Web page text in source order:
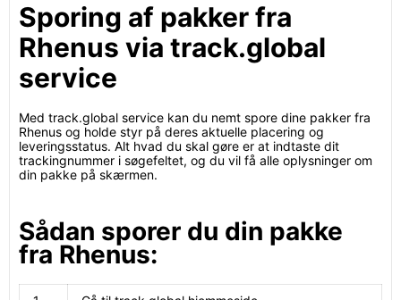
Sporing af pakker fra
Rhenus via track.global
service
Med track.global service kan du nemt spore dine pakker fra
Rhenus og holde styr på deres aktuelle placering og
leveringsstatus. Alt hvad du skal gøre er at indtaste dit
trackingnummer i søgefeltet, og du vil få alle oplysninger om
din pakke på skærmen.
Sådan sporer du din pakke
fra Rhenus: